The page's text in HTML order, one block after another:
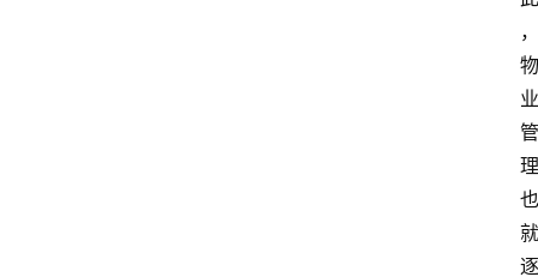
，
物
业
管
理
也
就
逐